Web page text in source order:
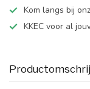
Kom langs bij
KKEC voor al